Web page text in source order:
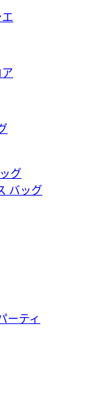
グ
バッグ
ーティ